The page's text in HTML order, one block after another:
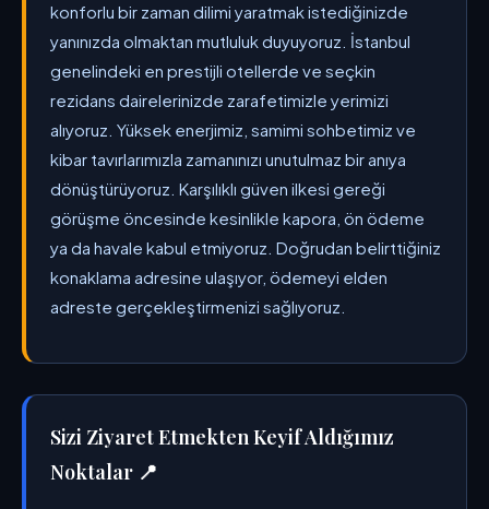
konforlu bir zaman dilimi yaratmak istediğinizde
yanınızda olmaktan mutluluk duyuyoruz. İstanbul
genelindeki en prestijli otellerde ve seçkin
rezidans dairelerinizde zarafetimizle yerimizi
alıyoruz. Yüksek enerjimiz, samimi sohbetimiz ve
kibar tavırlarımızla zamanınızı unutulmaz bir anıya
dönüştürüyoruz. Karşılıklı güven ilkesi gereği
görüşme öncesinde kesinlikle kapora, ön ödeme
ya da havale kabul etmiyoruz. Doğrudan belirttiğiniz
konaklama adresine ulaşıyor, ödemeyi elden
adreste gerçekleştirmenizi sağlıyoruz.
Sizi Ziyaret Etmekten Keyif Aldığımız
Noktalar 📍